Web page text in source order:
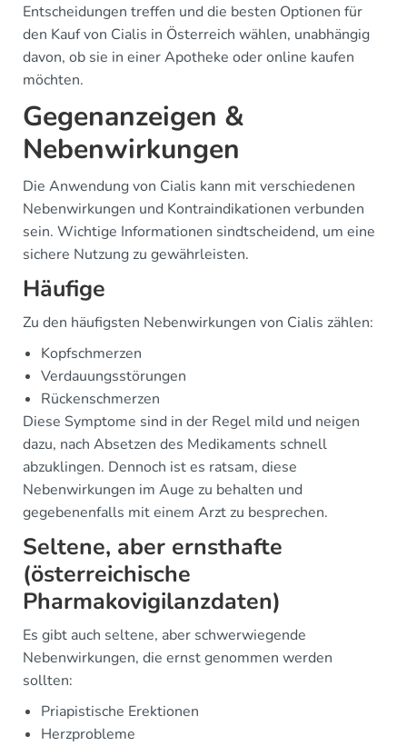
Entscheidungen treffen und die besten Optionen für
den Kauf von Cialis in Österreich wählen, unabhängig
davon, ob sie in einer Apotheke oder online kaufen
möchten.
Gegenanzeigen &
Nebenwirkungen
Die Anwendung von Cialis kann mit verschiedenen
Nebenwirkungen und Kontraindikationen verbunden
sein. Wichtige Informationen sindtscheidend, um eine
sichere Nutzung zu gewährleisten.
Häufige
Zu den häufigsten Nebenwirkungen von Cialis zählen:
Kopfschmerzen
Verdauungsstörungen
Rückenschmerzen
Diese Symptome sind in der Regel mild und neigen
dazu, nach Absetzen des Medikaments schnell
abzuklingen. Dennoch ist es ratsam, diese
Nebenwirkungen im Auge zu behalten und
gegebenenfalls mit einem Arzt zu besprechen.
Seltene, aber ernsthafte
(österreichische
Pharmakovigilanzdaten)
Es gibt auch seltene, aber schwerwiegende
Nebenwirkungen, die ernst genommen werden
sollten:
Priapistische Erektionen
Herzprobleme